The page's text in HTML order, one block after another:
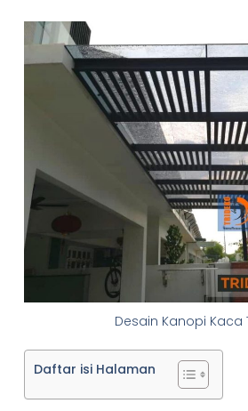
Desain Kanopi Kaca
Daftar isi Halaman